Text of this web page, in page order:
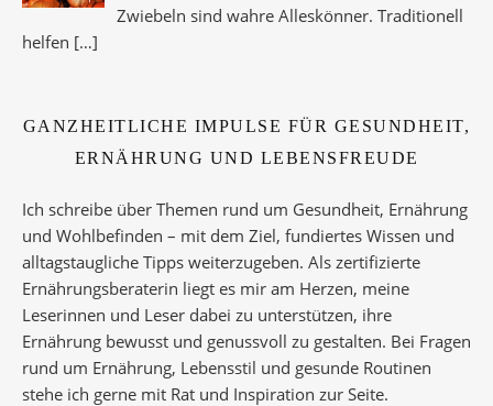
Zwiebeln sind wahre Alleskönner. Traditionell
helfen […]
GANZHEITLICHE IMPULSE FÜR GESUNDHEIT,
ERNÄHRUNG UND LEBENSFREUDE
Ich schreibe über Themen rund um Gesundheit, Ernährung
und Wohlbefinden – mit dem Ziel, fundiertes Wissen und
alltagstaugliche Tipps weiterzugeben. Als zertifizierte
Ernährungsberaterin liegt es mir am Herzen, meine
Leserinnen und Leser dabei zu unterstützen, ihre
Ernährung bewusst und genussvoll zu gestalten. Bei Fragen
rund um Ernährung, Lebensstil und gesunde Routinen
stehe ich gerne mit Rat und Inspiration zur Seite.